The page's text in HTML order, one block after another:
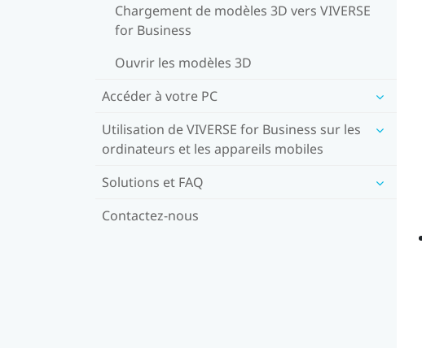
Chargement de modèles 3D vers VIVERSE
for Business
Ouvrir les modèles 3D
Accéder à votre PC
Utilisation de VIVERSE for Business sur les
ordinateurs et les appareils mobiles
Solutions et FAQ
Contactez-nous